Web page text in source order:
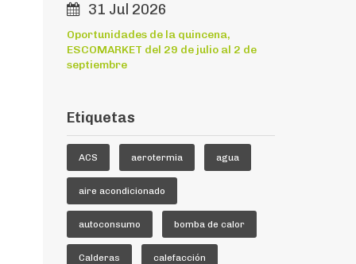
31 Jul 2026
Oportunidades de la quincena,
ESCOMARKET del 29 de julio al 2 de
septiembre
Etiquetas
ACS aerotermia agua
aire acondicionado
autoconsumo bomba de calor
Calderas calefacción